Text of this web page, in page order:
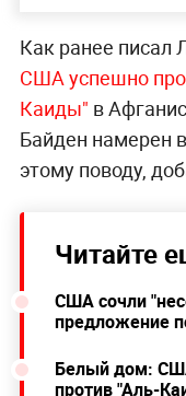
Как ранее писал
США успешно
Каиды" в
Байден намерен
этому поводу,
Читайте
США сочли
предложение
Белый дом:
против "Аль-